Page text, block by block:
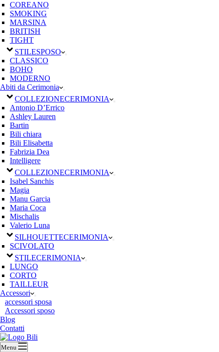
COREANO
SMOKING
MARSINA
BRITISH
TIGHT
STILESPOSO
CLASSICO
BOHO
MODERNO
Abiti da Cerimonia
COLLEZIONECERIMONIA
Antonio D’Errico
Ashley Lauren
Bartin
Bili chiara
Bili Elisabetta
Fabrizia Dea
Intelligere
COLLEZIONECERIMONIA
Isabel Sanchis
Magia
Manu Garcia
Maria Coca
Mischalis
Valerio Luna
SILHOUETTECERIMONIA
SCIVOLATO
STILECERIMONIA
LUNGO
CORTO
TAILLEUR
Accessori
accessori sposa
Accessori sposo
Blog
Contatti
Menu